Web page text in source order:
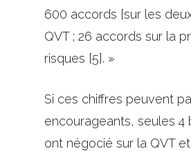
600 accords [sur les
QVT ; 26 accords sur la
risques [5]. »
Si ces chiffres peuvent
encourageants, seules 4
ont négocié sur la QVT